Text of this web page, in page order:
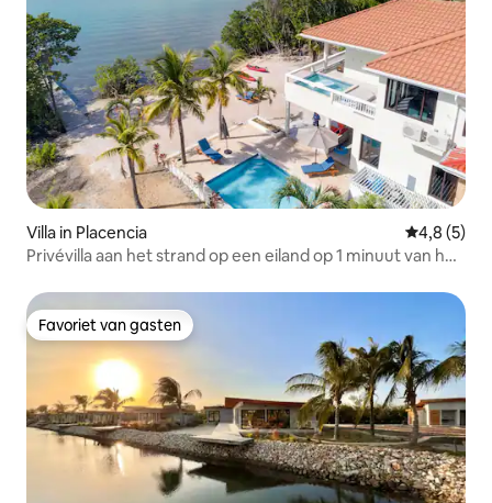
Villa in Placencia
4,8 (5)
Privévilla aan het strand op een eiland op 1 minuut van het
Favoriet van gasten
Favoriet van gasten